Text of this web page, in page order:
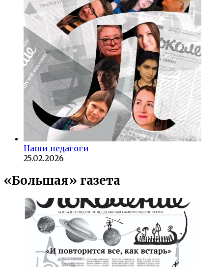
Наши педагоги
25.02.2026
«Большая» газета